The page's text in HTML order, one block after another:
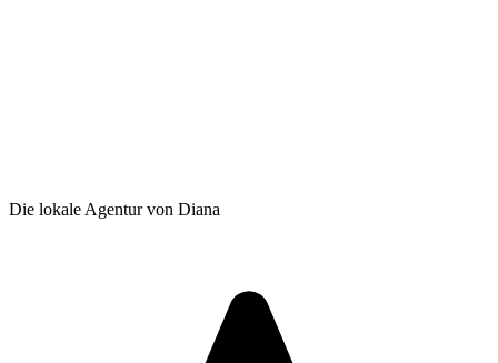
Die lokale Agentur von Diana